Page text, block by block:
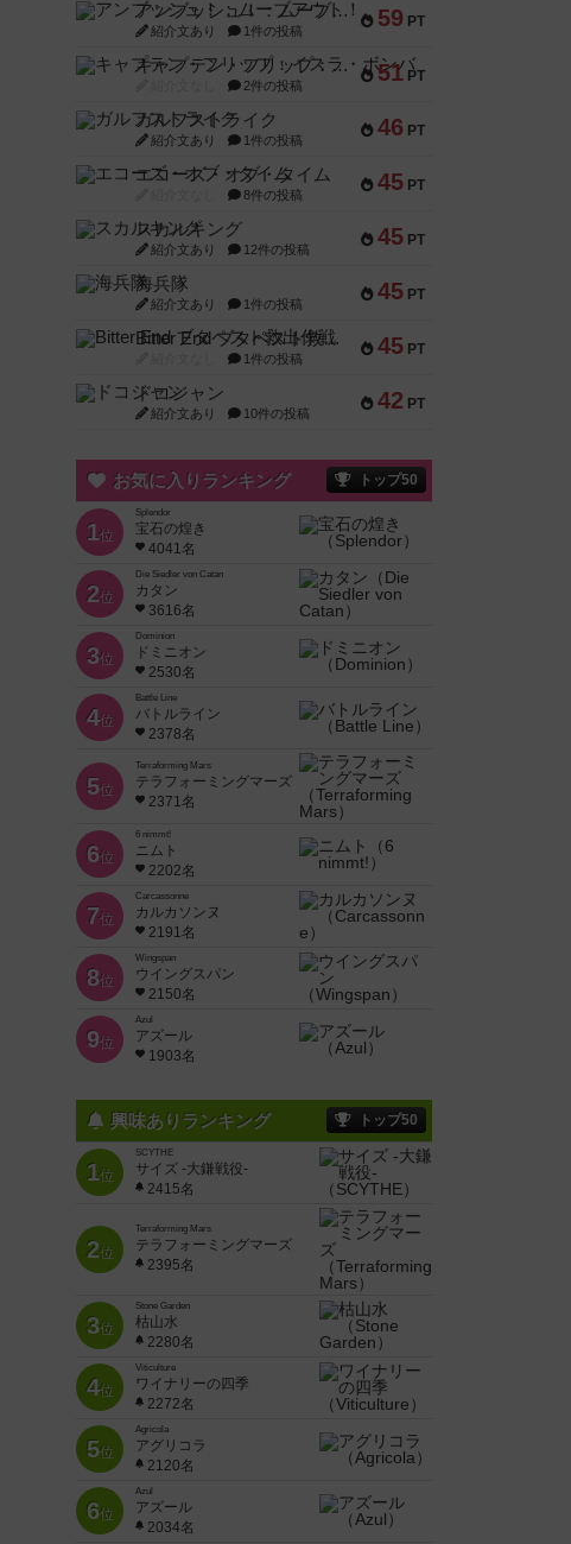
59 PT
アンブッシュ！：ムーブアウト！
紹介文あり 1件の投稿
51 PT
キャプテン・フリップ：イスラ・ボンバ
2件の投稿
46 PT
ガルフストライク
紹介文あり 1件の投稿
45 PT
エコーズ・オブ・タイム
8件の投稿
45 PT
スカルキング
紹介文あり 12件の投稿
45 PT
海兵隊
紹介文あり 1件の投稿
45 PT
Bitter End ブタペスト救出作戦
1件の投稿
42 PT
ドコジャン
紹介文あり 10件の投稿
お気に入りランキング トップ50
1位
Splendor
宝石の煌き
4041名
2位
Die Siedler von Catan
カタン
3616名
3位
Dominion
ドミニオン
2530名
4位
Battle Line
バトルライン
2378名
5位
Terraforming Mars
テラフォーミングマーズ
2371名
6位
6 nimmt!
ニムト
2202名
7位
Carcassonne
カルカソンヌ
2191名
8位
Wingspan
ウイングスパン
2150名
9位
Azul
アズール
1903名
興味ありランキング トップ50
1位
SCYTHE
サイズ -大鎌戦役-
2415名
2位
Terraforming Mars
テラフォーミングマーズ
2395名
3位
Stone Garden
枯山水
2280名
4位
Viticulture
ワイナリーの四季
2272名
5位
Agricola
アグリコラ
2120名
6位
Azul
アズール
2034名